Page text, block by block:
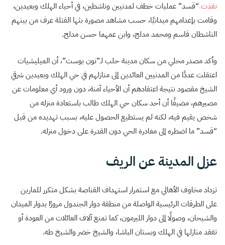
نفذت“قسد” عمليات خطف لمدنيين وناشطين، في أحياء الهلك وبعيدين،
وقامت بإعدامهم ميدانيًا، حسب مشاهد مصورة بثها القتلة عرف من بينهم
الناشطان قاسم ومحمد مدلج، وابن عمهما حسن مدلج.
وأكد مصدر محلي من سكان مدينة حلب لـ”نون بوست”، أن الميليشيات
اعتقلت عددًا من المدنيين العائدين إلى منازلهم في حي الهلك وبعيدين شرقي
الشيخ مقصود نتيجة اعتقادهم أن الأحياء آمنة، دون ورود أي معلومات عن
مصيرهم، مضيفًا أن أحد سكان حي الهلك طالب باستعادة منزله من
شخص يقيم فيه، لكنه لم يستطيع الحصول عليه، بسبب تهديده من قبل
“قسد” ما اضطره إلى مغادرة الحي دون القدرة على دخول منزله.
عزل المدينة عن الريف
تزداد مخاوف الأهالي مع استمرار استهداف القناصة بشكل متكرر للمارين
على الطرقات الرئيسية الواصلة من منطقة دوار الجندول مرورًا بدوار الميدان
والشيحان، وصولًا إلى دوار الليرمون، كما تمنع آلاف العائلات من العودة أو
تفقد منازلها في الهلك وبستان الباشا، والشيخ خضر والشيخ طه.